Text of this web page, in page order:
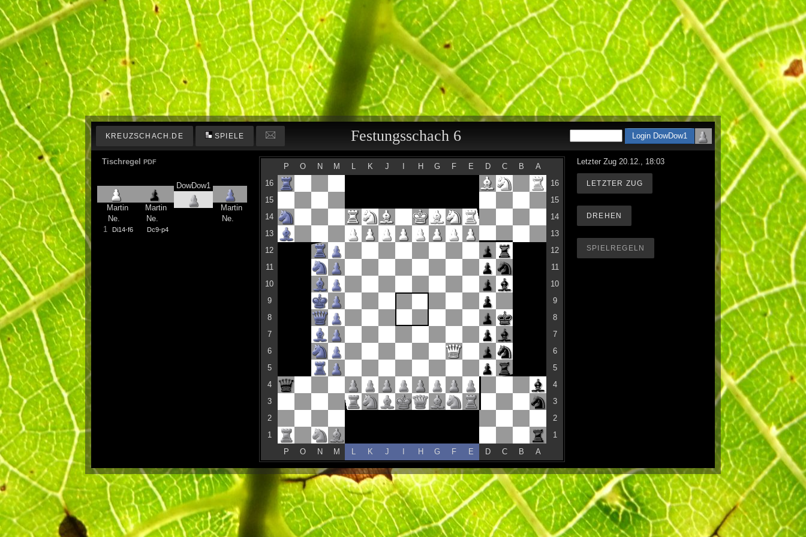
KREUZSCHACH.DE SPIELE Festungsschach 6
Tischregel PDF
Martin
Ne.
Martin
Ne.
DowDow1
Martin
Ne.
1
Di14-f6 Dc9-p4
P O N M K J H G F E D C B
A
16
16
15
15
14
14
13
13
12
12
11
11
10
10
9
9
8
8
7
7
6
6
5
5
4
4
3
3
2
2
1
1
P
O N M K J H G F E D C B A
Letzter Zug 20.12., 18:03
LETZTER ZUG
DREHEN
SPIELREGELN